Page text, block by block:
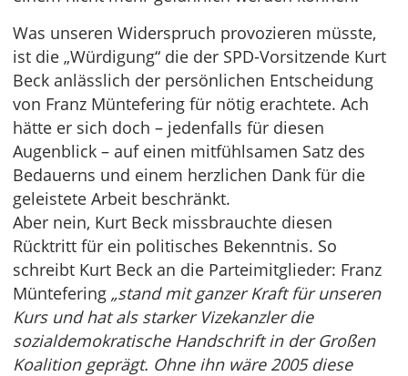
Was unseren Widerspruch provozieren müsste,
ist die „Würdigung“ die der SPD-Vorsitzende Kurt
Beck anlässlich der persönlichen Entscheidung
von Franz Müntefering für nötig erachtete. Ach
hätte er sich doch – jedenfalls für diesen
Augenblick – auf einen mitfühlsamen Satz des
Bedauerns und einem herzlichen Dank für die
geleistete Arbeit beschränkt.
Aber nein, Kurt Beck missbrauchte diesen
Rücktritt für ein politisches Bekenntnis. So
schreibt Kurt Beck an die Parteimitglieder: Franz
Müntefering „stand mit ganzer Kraft für unseren
Kurs und hat als starker Vizekanzler die
sozialdemokratische Handschrift in der Großen
Koalition geprägt. Ohne ihn wäre 2005 diese